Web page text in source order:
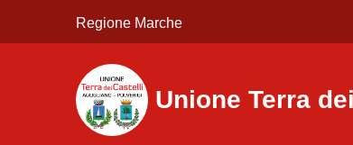
Regione Marche
Unione Terra